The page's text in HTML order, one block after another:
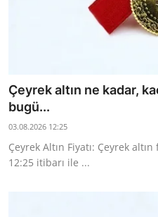
Çeyrek altın ne kadar,
bugü...
03.08.2026 12:25
Çeyrek Altın Fiyatı: Çeyrek
12:25 itibarı ile ...